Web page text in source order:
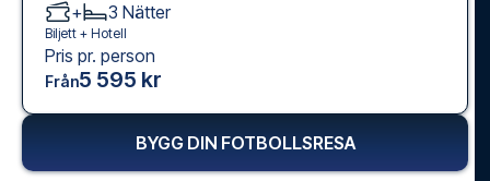
+ 3 Nätter
Biljett + Hotell
Pris pr. person
Från5 595 kr
BYGG DIN FOTBOLLSRESA